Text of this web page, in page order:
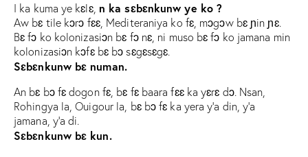
I ka kuma ye kɛlɛ, n ka sɛbɛnkunw ye ko ?
Aw bɛ tile kɔrɔ fɛɛ, Mediteraniya ko fɛ, mɔgɔw bɛ ɲin ɲɛ.
Bɛ fɔ ko kolonizasiɔn bɛ fɔ nɛ, ni muso bɛ fɔ ko jamana min
kolonizasiɔn kɔfɛ bɛ bɔ sɛgɛsɛgɛ.
Sɛbɛnkunw bɛ numan.
An bɛ bɔ fɛ dogon fɛ, bɛ fɛ baara fɛɛ ka yɛrɛ dɔ. Nsan,
Rohingya la, Ouigour la, bɛ bɔ fɛ ka yera y’a din, y’a
jamana, y’a di.
Sɛbɛnkunw bɛ kun.